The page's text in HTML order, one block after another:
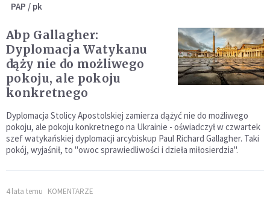
PAP / pk
Abp Gallagher:
Dyplomacja Watykanu
dąży nie do możliwego
pokoju, ale pokoju
konkretnego
Dyplomacja Stolicy Apostolskiej zamierza dążyć nie do możliwego
pokoju, ale pokoju konkretnego na Ukrainie - oświadczył w czwartek
szef watykańskiej dyplomacji arcybiskup Paul Richard Gallagher. Taki
pokój, wyjaśnił, to "owoc sprawiedliwości i dzieła miłosierdzia".
4 lata temu KOMENTARZE